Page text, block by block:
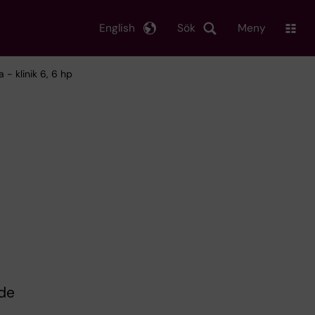
Sök
English Meny
- klinik 6, 6 hp